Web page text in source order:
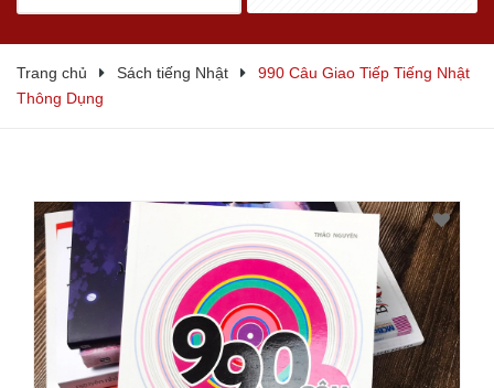
Trang chủ Sách tiếng Nhật
990 Câu Giao Tiếp Tiếng Nhật
Thông Dụng